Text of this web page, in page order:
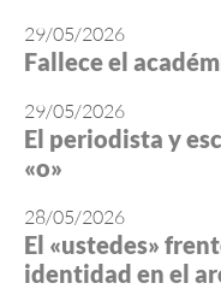
29/05/2026
Fallece el
29/05/2026
El periodista y
«o»
28/05/2026
El «ustedes»
identidad en el